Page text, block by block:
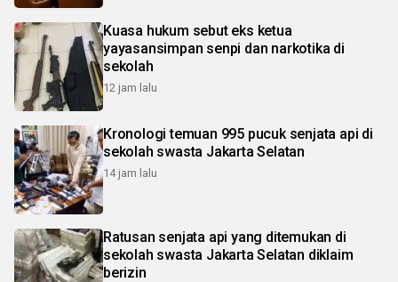
Kuasa hukum sebut eks ketua
yayasansimpan senpi dan narkotika di
sekolah
12 jam lalu
Kronologi temuan 995 pucuk senjata api di
sekolah swasta Jakarta Selatan
14 jam lalu
Ratusan senjata api yang ditemukan di
sekolah swasta Jakarta Selatan diklaim
berizin